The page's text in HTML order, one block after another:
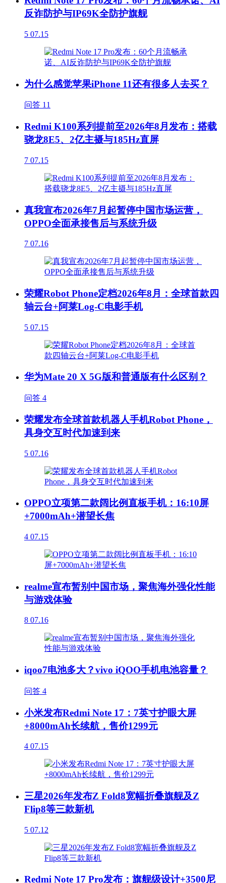
反诈防护与IP69K全防护旗舰
5 07.15
为什么感觉苹果iPhone 11还有很多人去买？
问答 11
Redmi K100系列提前至2026年8月发布：搭载
骁龙8E5、2亿主摄与185Hz直屏
7 07.15
真我宣布2026年7月起暂停中国市场运营，
OPPO全面承接售后与系统升级
7 07.16
荣耀Robot Phone定档2026年8月：全球首款四
轴云台+阿莱Log-C电影手机
5 07.15
华为Mate 20 X 5G版和普通版有什么区别？
问答 4
荣耀发布全球首款机器人手机Robot Phone，
具身交互时代加速到来
5 07.16
OPPO立项第二款阔比例直板手机：16:10屏
+7000mAh+潜望长焦
4 07.15
realme宣布暂别中国市场，聚焦海外强化性能
与游戏体验
8 07.16
iqoo7电池多大？vivo iQOO手机电池容量？
问答 4
小米发布Redmi Note 17：7英寸护眼大屏
+8000mAh长续航，售价1299元
4 07.15
三星2026年发布Z Fold8宽幅折叠旗舰及Z
Flip8等三款新机
5 07.12
Redmi Note 17 Pro发布：旗舰级设计+3500尼